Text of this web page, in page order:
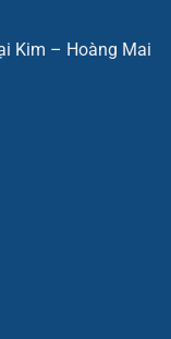
Kim – Hoàng Mai